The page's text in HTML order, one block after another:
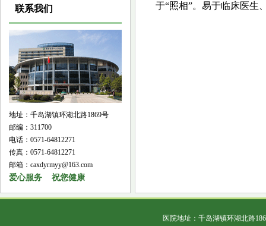
联系我们
地址：千岛湖镇环湖北路1869号
邮编：311700
电话：0571-64812271
传真：0571-64812271
邮箱：caxdyrmyy@163.com
爱心服务 祝您健康
于“照相”。易于临床医生
医院地址：千岛湖镇环湖北路